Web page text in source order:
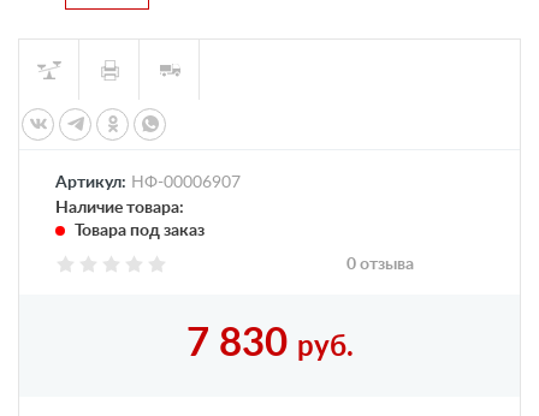
Артикул: НФ-00006907
Наличие товара:
Товара под заказ
0 отзыва
7 830 руб.